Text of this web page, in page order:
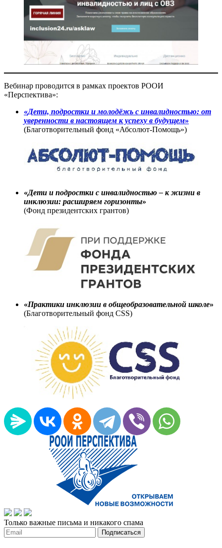
Вебинар проводится в рамках проектов РООИ
«Перспектива»:
«Дети, подростки и молодёжь с инвалидностью: от
уверенности в настоящем к успеху в будущем»
(Благотворительный фонд «Абсолют-Помощь»)
«Дети и подростки с инвалидностью – к жизни в
инклюзии: расширяем горизонты»
(Фонд президентских грантов)
«Практики инклюзии в общеобразовательной школе»
(Благотворительный фонд CSS)
Только важные письма и никакого спама